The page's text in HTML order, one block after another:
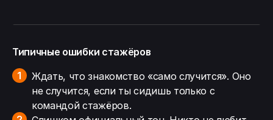
Типичные ошибки стажёров
Ждать, что знакомство «само случится». Оно
не случится, если ты сидишь только с
командой стажёров.